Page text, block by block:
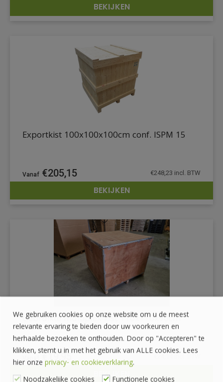
DETAILS
BEKIJKEN
DETAILS
Exportkist 100x100x100cm conf. ISPM 15
€205,15 €248,23 incl. BTW
BEKIJKEN
Gebruikte multiplex kist 110x110x90cm
€19,95
BEKIJKEN
We gebruiken cookies op onze website om u de meest
relevante ervaring te bieden door uw voorkeuren en
herhaalde bezoeken te onthouden. Door op "Accepteren" te
klikken, stemt u in met het gebruik van ALLE cookies. Lees
hier onze privacy- en cookieverklaring.